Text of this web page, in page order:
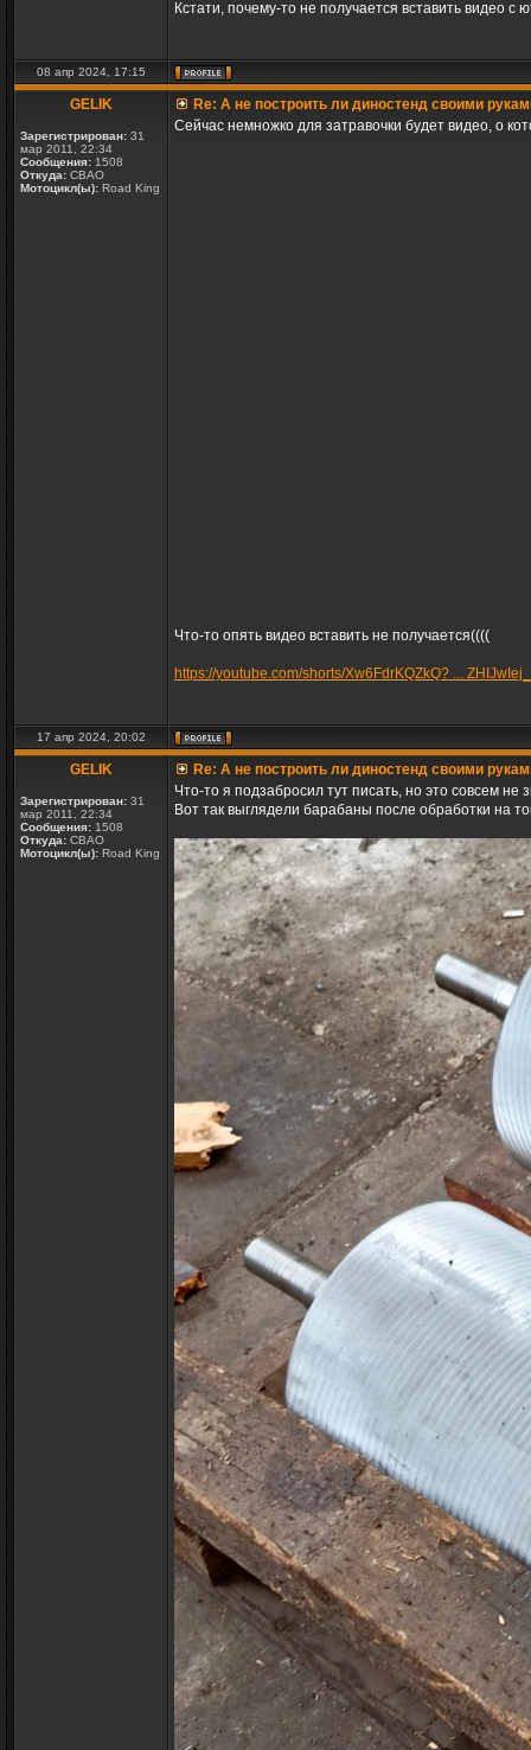
Кстати, почему-то не получается вставить видео с
08 апр 2024, 17:15
GELIK
Зарегистрирован: 31
мар 2011, 22:34
Сообщения: 1508
Откуда: СВАО
Мотоцикл(ы): Road King
Re: А не построить ли диностенд своими
Сейчас немножко для затравочки будет видео, о
Что-то опять видео вставить не получается((((
https://youtube.com/shorts/Xw6FdrKQZkQ? ...
17 апр 2024, 20:02
GELIK
Зарегистрирован: 31
мар 2011, 22:34
Сообщения: 1508
Откуда: СВАО
Мотоцикл(ы): Road King
Re: А не построить ли диностенд своими
Что-то я подзабросил тут писать, но это совсем
Вот так выглядели барабаны после обработки на